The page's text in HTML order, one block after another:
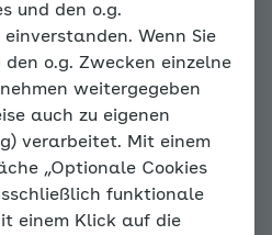
und den o.g.
Wenn Sie
o.g. Zwecken einzelne
weitergegeben
auch zu eigenen
verarbeitet. Mit einem
„Optionale Cookies
funktionale
einem Klick auf die